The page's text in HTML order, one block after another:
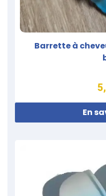
Barrette à
En